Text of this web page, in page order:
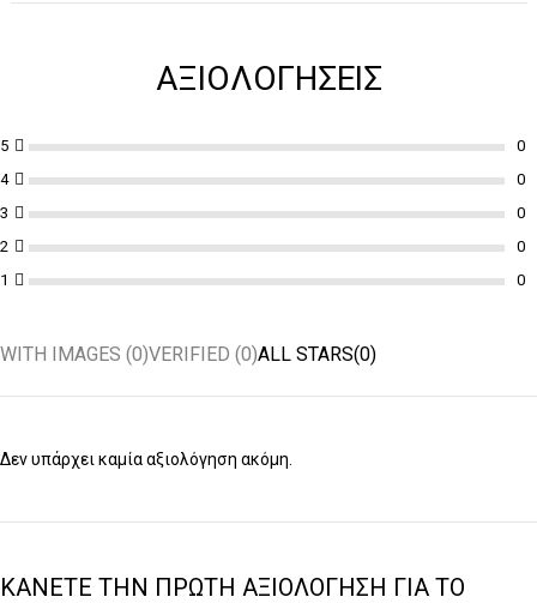
ΑΞΙΟΛΟΓΉΣΕΙΣ
5
4
3
2
1
WITH IMAGES (0)VERIFIED (0)ALL STARS(0)
Δεν υπάρχει καμία αξιολόγηση ακόμη.
ΚΆΝΕΤΕ ΤΗΝ ΠΡΏΤΗ ΑΞΙΟΛΌΓΗΣΗ ΓΙΑ ΤΟ